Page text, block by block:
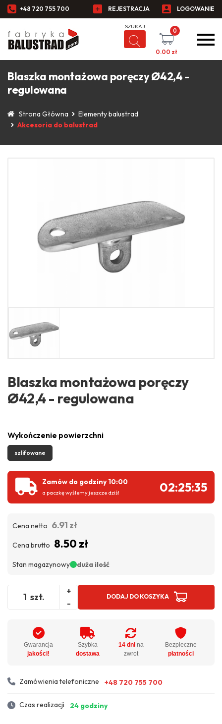
+48 720 755 700 REJESTRACJA LOGOWANIE
0
0.00 zł
Blaszka montażowa poręczy Ø42,4 -
regulowana
Strona Główna
Elementy balustrad
Akcesoria do balustrad
Blaszka montażowa poręczy
Ø42,4 - regulowana
Wykończenie powierzchni
szlifowane
Zamów do godziny 10:00
a paczkę wyślemy jeszcze dziś! 02:25:35
Cena netto 6.91 zł
Cena brutto 8.50 zł
Stan magazynowy duża ilość
szt.
+
-
DODAJ DO KOSZYKA
Gwarancja
jakości!
Szybka
dostawa
14 dnina
zwrot
Bezpieczne
płatności
Zamówienia telefoniczne +48 720 755 700
Czas realizacji 24 godziny